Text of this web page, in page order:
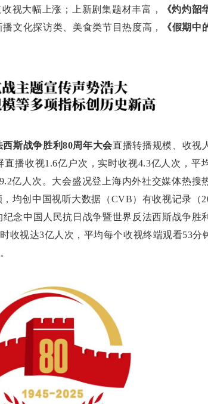
视大幅上涨；上新剧集题材丰富，
《灼灼韶
文化探访类、美食类节目热度高，
《假期中
斯战争胜利80周年大会直播转播规模、收视
播收视1.6亿户次，实时收视4.3亿人次，平
亿人次。大会盛况登上海内外社交媒体热搜
均创中国视听大数据（CVB）有收视记录（
念中国人民抗日战争暨世界反法西斯战争胜
收视达3亿人次，平均每个收视终端观看53分